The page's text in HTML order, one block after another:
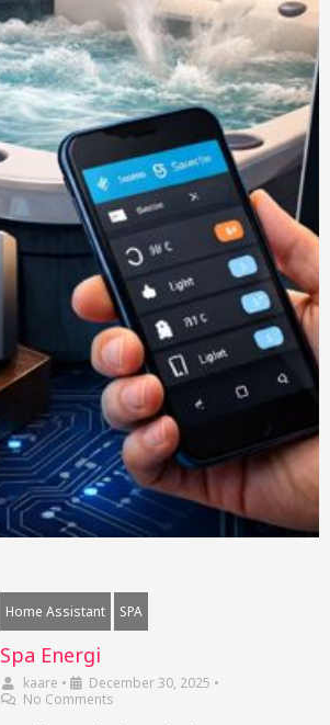
Home Assistant SPA
Spa Energi
kaare • December 30, 2025 •
No Comments